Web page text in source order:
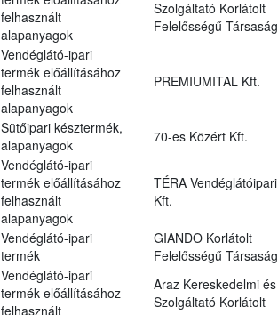
felhasznált
alapanyagok
Szolgáltató Korlátolt
Felelősségű Társaság
Vendéglátó-ipari
termék előállításához
felhasznált
alapanyagok
PREMIUMITAL Kft.
Sütőipari késztermék,
alapanyagok
70-es Közért Kft.
Vendéglátó-ipari
termék előállításához
felhasznált
alapanyagok
TÉRA Vendéglátóipari
Kft.
Vendéglátó-ipari
termék
GIANDO Korlátolt
Felelősségű Társaság
Vendéglátó-ipari
termék előállításához
felhasznált
Araz Kereskedelmi és
Szolgáltató Korlátolt